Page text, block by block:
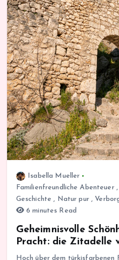
Isabella Mueller
Familienfreundliche Abenteuer,
Geschichte , Natur pur,
6 minutes Read
Geheimnisvolle
Pracht: die Zitadelle
Hoch über dem